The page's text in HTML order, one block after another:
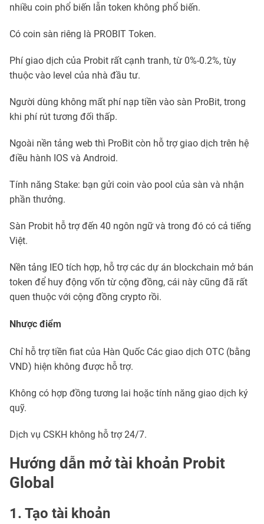
nhiều coin phổ biến lẫn token không phổ biến.
Có coin sàn riêng là PROBIT Token.
Phí giao dịch của Probit rất cạnh tranh, từ 0%-0.2%, tùy
thuộc vào level của nhà đầu tư.
Người dùng không mất phí nạp tiền vào sàn ProBit, trong
khi phí rút tương đối thấp.
Ngoài nền tảng web thì ProBit còn hỗ trợ giao dịch trên hệ
điều hành IOS và Android.
Tính năng Stake: bạn gửi coin vào pool của sàn và nhận
phần thưởng.
Sàn Probit hỗ trợ đến 40 ngôn ngữ và trong đó có cả tiếng
Việt.
Nền tảng IEO tích hợp, hỗ trợ các dự án blockchain mở bán
token để huy động vốn từ cộng đồng, cái này cũng đã rất
quen thuộc với cộng đồng crypto rồi.
Nhược điểm
Chỉ hỗ trợ tiền fiat của Hàn Quốc Các giao dịch OTC (bằng
VND) hiện không được hỗ trợ.
Không có hợp đồng tương lai hoặc tính năng giao dịch ký
quỹ.
Dịch vụ CSKH không hỗ trợ 24/7.
Hướng dẫn mở tài khoản Probit
Global
1. Tạo tài khoản